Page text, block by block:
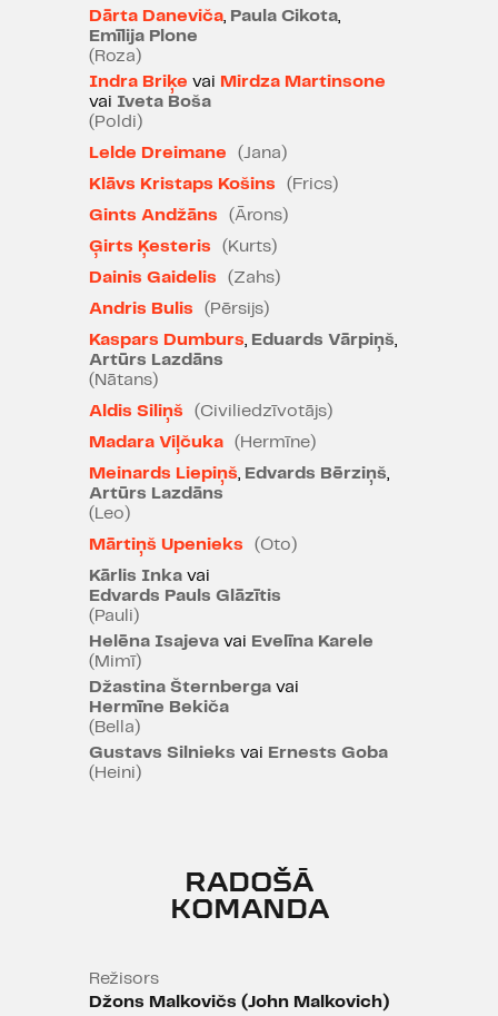
sadzīvo slāvi, vācieši, ungāri un
ebreji, pastāv trausls līdzsvars –
vismaz tik ilgi, kamēr cilvēkos
pastāv cilvēcība. Bet jaunais
laikmets draud lietu kārtību mainīt.
Daži no ģimenes mirs Kristāla
nakts grautiņos, citi tiks aizvesti
uz koncentrācijas nometnēm
Polijā, citi uz Rīgas geto, vēl citi
mirs nāves maršos ceļā no vienas
nometnes uz otru.
Reiz Leopoldštatē un citos Vīnes
kvartālos dzīvoja cilvēki, kam bija
lemts izmainīt visas cilvēces
priekšstatus par īstenību – no
psihoanalīzes līdz ekonomikas
teorijām. Tāpat arī 20. gadsimta
ietekmīgāko avangarda mākslu un
mūziku šeit radīja ebreju izcelsmes
mākslinieki. Traģiski ironiskā kārtā
Vīnē savu jaunību pavadīja arī
Ādolfs Hitlers, bet Rīga, Baltija,
Polija un Ukraina kļuva par daudzu
ebreju smagā likteņa galējām
pieturām. Abi Eiropas 20.
gadsimta totalitārie režīmi,
iznīcināja neatkarīgas valstis un
pārvērta Austrumeiropu par
beztiesisku zonu, kurā slepkavības
1955. gadam, kad no kuplās
saimes dzīvi būs palikuši tikai trīs.
nākamo gadsimtu gaida ar cerību:
Dārta Daneviča, Paula Cikota,
Emīlija Plone
(Roza)
Indra Briķe vai Mirdza Martinsone
vai Iveta Boša
(Poldi)
Lelde Dreimane
(Jana)
Klāvs Kristaps Košins
(Frics)
Gints Andžāns
(Ārons)
Ģirts Ķesteris
(Kurts)
Dainis Gaidelis
(Zahs)
Andris Bulis
(Pērsijs)
Kaspars Dumburs, Eduards Vārpiņš,
Artūrs Lazdāns
(Nātans)
Aldis Siliņš
(Civiliedzīvotājs)
Madara Viļčuka
(Hermīne)
Meinards Liepiņš, Edvards Bērziņš,
Artūrs Lazdāns
(Leo)
Mārtiņš Upenieks
(Oto)
Kārlis Inka vai
Edvards Pauls Glāzītis
(Pauli)
Helēna Isajeva vai Evelīna Karele
(Mimī)
Džastina Šternberga vai
Hermīne Bekiča
(Bella)
Gustavs Silnieks vai Ernests Goba
(Heini)
RADOŠĀ
KOMANDA
Režisors
Džons Malkovičs (John Malkovich)